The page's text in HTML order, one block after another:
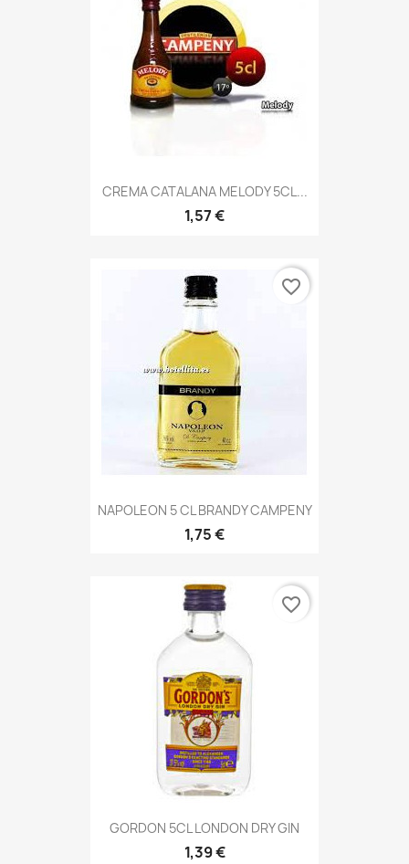
CREMA CATALANA MELODY 5CL...
1,57 €
NAPOLEON 5 CL BRANDY CAMPENY
1,75 €
favorite_border
GORDON 5CL LONDON DRY GIN
1,39 €
favorite_border